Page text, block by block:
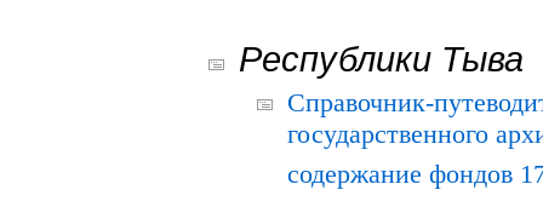
Республики Тыва
Справочник-
государственного
содержание фондов